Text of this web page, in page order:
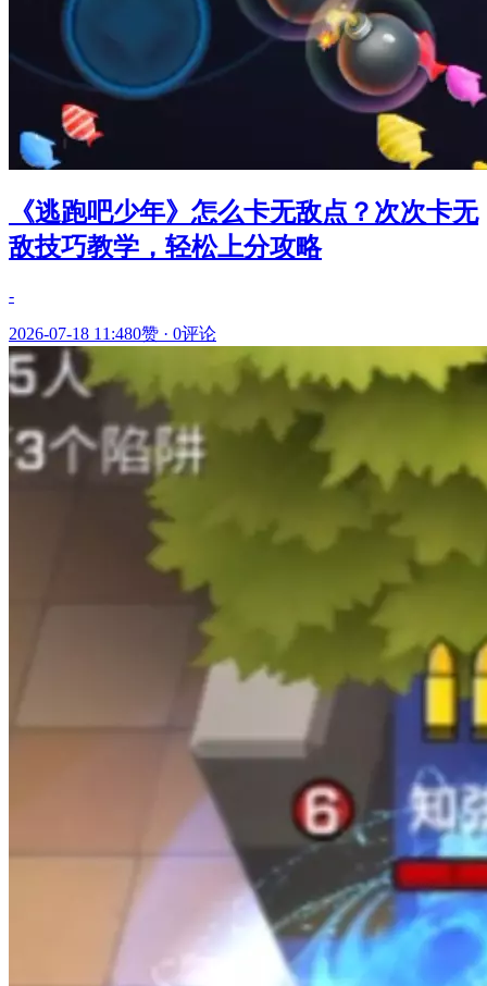
《逃跑吧少年》怎么卡无敌点？次次卡无
敌技巧教学，轻松上分攻略
-
2026-07-18 11:480赞 · 0评论